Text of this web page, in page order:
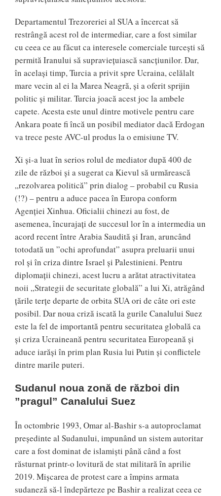
Departamentul Trezoreriei al SUA a încercat să
restrângă acest rol de intermediar, care a fost similar
cu ceea ce au făcut ca interesele comerciale turcești să
permită Iranului să supraviețuiască sancțiunilor. Dar,
în același timp, Turcia a privit spre Ucraina, celălalt
mare vecin al ei la Marea Neagră, și a oferit sprijin
politic și militar. Turcia joacă acest joc la ambele
capete. Acesta este unul dintre motivele pentru care
Ankara poate fi încă un posibil mediator dacă Erdogan
va trece peste AVC-ul produs la o emisiune TV.
Xi și-a luat în serios rolul de mediator după 400 de
zile de război și a sugerat ca Kievul să urmărească
„rezolvarea politică” prin dialog – probabil cu Rusia
(!?) – pentru a aduce pacea în Europa conform
Agenției Xinhua. Oficialii chinezi au fost, de
asemenea, încurajați de succesul lor în a intermedia un
acord recent între Arabia Saudită și Iran, aruncând
totodată un ”ochi aprofundat” asupra preluarii unui
rol și în criza dintre Israel și Palestinieni. Pentru
diplomații chinezi, acest lucru a arătat atractivitatea
noii „Strategii de securitate globală” a lui Xi, atrăgând
țările terțe departe de orbita SUA ori de câte ori este
posibil. Dar noua criză iscată la gurile Canalului Suez
este la fel de importantă pentru securitatea globală ca
și criza Ucraineană pentru securitatea Europeană și
aduce iarăși în prim plan Rusia lui Putin și conflictele
dintre marile puteri.
Sudanul noua zonă de război din
”pragul” Canalului Suez
În octombrie 1993, Omar al-Bashir s-a autoproclamat
președinte al Sudanului, impunând un sistem autoritar
care a fost dominat de islamiști până când a fost
răsturnat printr-o lovitură de stat militară în aprilie
2019. Mișcarea de protest care a împins armata
sudaneză să-l îndepărteze pe Bashir a realizat ceea ce